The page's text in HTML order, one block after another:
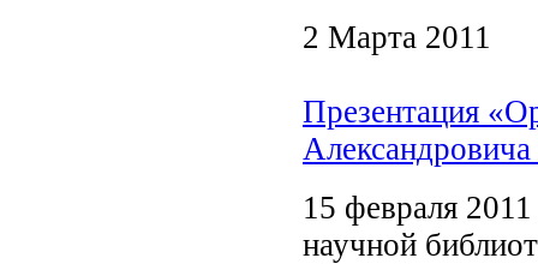
2 Марта 2011
Презентация
15 февраля
научной